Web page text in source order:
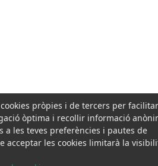
pròpies i de tercers per
òptima i recollir informació
a les teves preferències i pautes de
acceptar les cookies limitarà la